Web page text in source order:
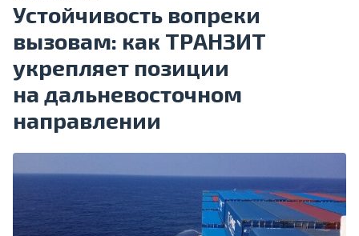
Устойчивость вопреки
вызовам: как ТРАНЗИТ
укрепляет позиции
на дальневосточном
направлении